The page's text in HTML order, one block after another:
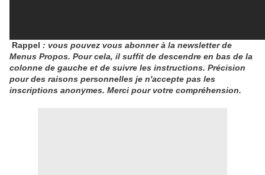
Rappel : vous pouvez vous abonner à la newsletter de
Menus Propos. Pour cela, il suffit de descendre en bas de la
colonne de gauche et de suivre les instructions. Précision
pour des raisons personnelles je n'accepte pas les
inscriptions anonymes. Merci pour votre compréhension.